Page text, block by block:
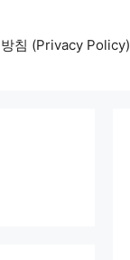
침 (Privacy Policy)